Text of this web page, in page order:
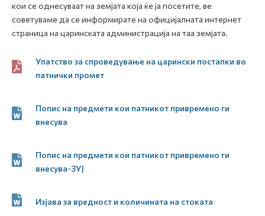
кои се однесуваат на земјата која ќе ја посетите, ве
советуваме да се информирате на официјалната интернет
страница на царинската администрација на таа земјата.
Упатство за спроведување на царински постапки во
патнички промет
Попис на предмети кои патникот привремено ги
внесува
Попис на предмети кои патникот привремено ги
внесува-ЗУЈ
Изјава за вредност и количината на стоката